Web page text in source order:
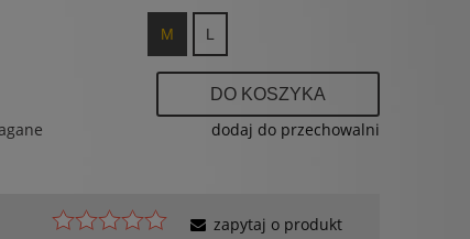
M L
DO KOSZYKA
dodaj do przechowalni
zapytaj o produkt